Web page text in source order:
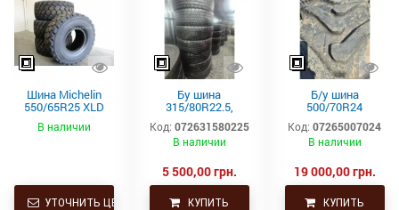
Шина Michelin
550/65R25 XLD
182A2 L3 TL
В наличии
УТОЧНИТЬ ЦЕНУ
Бу шина
315/80R22.5,
315/80Р22.5,
315х80R22.5,
315.80R22.5
ведущая
Код: 072631580225
В наличии
5 500,00 грн.
КУПИТЬ
Б/у шина
500/70R24
(19.5L24)
Trelleborg
Код: 07265007024
В наличии
19 000,00 грн.
КУПИТЬ